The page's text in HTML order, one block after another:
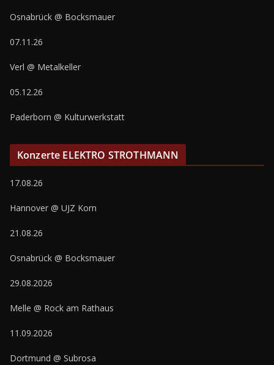
Osnabrück @ Bocksmauer
07.11.26
Verl @ Metalkeller
05.12.26
Paderborn @ Kulturwerkstatt
Konzerte ELEKTRO STROTHMANN
17.08.26
Hannover @ UJZ Korn
21.08.26
Osnabrück @ Bocksmauer
29.08.2026
Melle @ Rock am Rathaus
11.09.2026
Dortmund @ Subrosa